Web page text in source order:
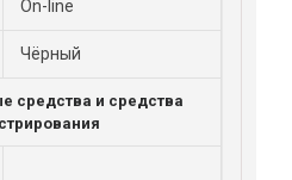
On-line
Чёрный
средства и средства